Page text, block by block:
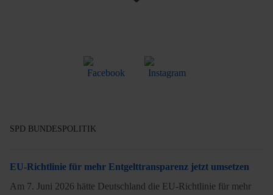
SPD BUNDESPOLITIK
EU-Richtlinie für mehr Entgelttransparenz jetzt umsetzen
Am 7. Juni 2026 hätte Deutschland die EU-Richtlinie für mehr